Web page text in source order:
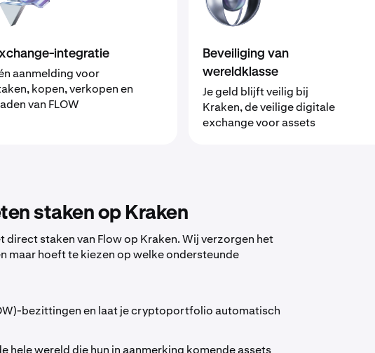
integratie
aanmelding voor
kopen, verkopen en
van FLOW
Beveiliging van
wereldklasse
Je geld blijft veilig bij
Kraken, de veilige digitale
exchange voor assets
staken op Kraken
direct staken van Flow op Kraken. Wij verzorgen het
maar hoeft te kiezen op welke ondersteunde
bezittingen en laat je cryptoportfolio automatisch
hele wereld die hun in aanmerking komende assets